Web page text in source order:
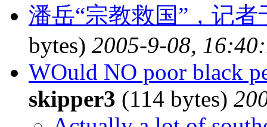
潘岳“宗教救国”，记
bytes) 2005-9-08,
WOuld NO poor black
skipper3 (114 bytes)